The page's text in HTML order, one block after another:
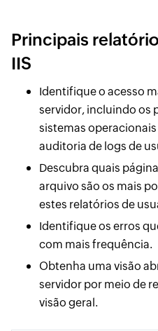
Principais
IIS
Identifique o acesso
servidor, incluindo os
sistemas
auditoria de logs de
Descubra quais
arquivo são os mais
estes relatórios de
Identifique os erros
com mais frequência.
Obtenha uma visão
servidor por meio de
visão geral.